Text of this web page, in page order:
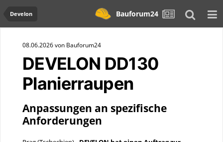
Develon Bauforum24
08.06.2026 von Bauforum24
DEVELON DD130
Planierraupen
Anpassungen an spezifische
Anforderungen